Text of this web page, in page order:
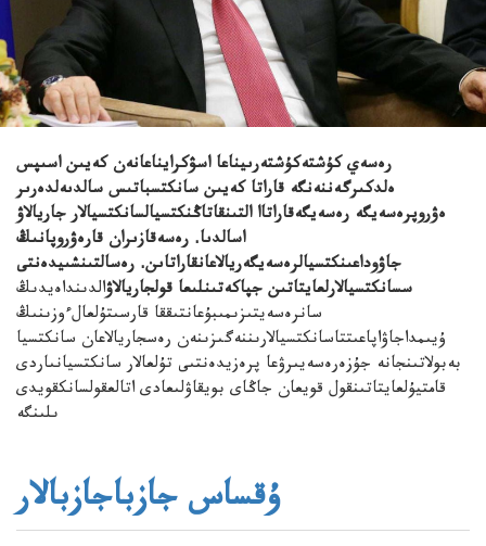
رەسەي كۇشتەكۇشتەرىيناعا اسۋكرايناعانەن كەيىن اسىپس
ەلدكىرگەننەنگە قاراتا كەيىن سانكتسباتىس سالدىەلدەرىر
ەۋروپرەسەيگە رەسەيگەقاراتاا التىنقاتاڭنكتسيالسانكتسيالار جاريالاۋ
اسالدىا. رەسەقازىران قارەۋروپانىڭ
جاۋوداعىنكتسيالرەسەيگەريالاعانقاراتاىن. رەسالتىنشىيدەنتى
سسانكتسيالارلعايتاتىن جپاكەتىنلىعا قولجاريالاۋالدىنداەيدىڭ
سانرەسەيتىزىمىبۇعانتىققا قارسىتۇلعالءوزىنىڭ
ۇيىمداجاۋاپاعىتتاسانكتسيالارىننەگىزىنەن رەسجاريالاعان سانكتسيا
بەبولاتىنجانە جۇزەرەسەيىرۋعا پرەزيدەنتىى تۇلعالار سانكتسيانىاردى
قامتيۇلعايتاتىنقول قويعان جاڭاى بويقاۋلىعادى اتالعقولسانكقويدى
ىلىنگە
ۇقساس جازباجازبالار